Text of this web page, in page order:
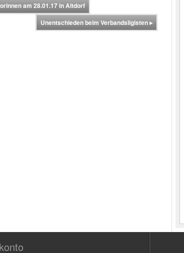
am 28.01.17 in Altdorf
Unentschieden beim Verbandsligisten▸